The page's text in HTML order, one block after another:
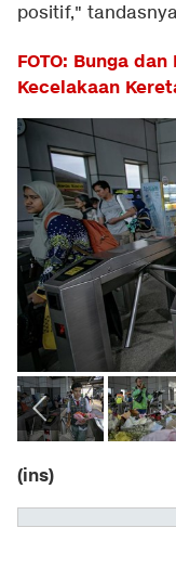
positif,"
FOTO: Bunga
Kecelakaan
(ins)